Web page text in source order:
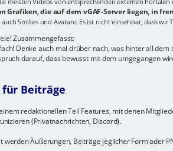
Grafiken, die auf dem vGAF-Server liegen, in
auch Smilies und Avatare. Es ist nicht einsehbar, dass
Zusammengefasst:
Denke auch mal drüber nach, was hinter all
darauf, dass bewusst mit dem umgegangen
für Beiträge
redaktionellen Teil Features, mit denen
(Privatnachrichten, Discord).
werden Äußerungen, Beiträge jeglicher Form oder